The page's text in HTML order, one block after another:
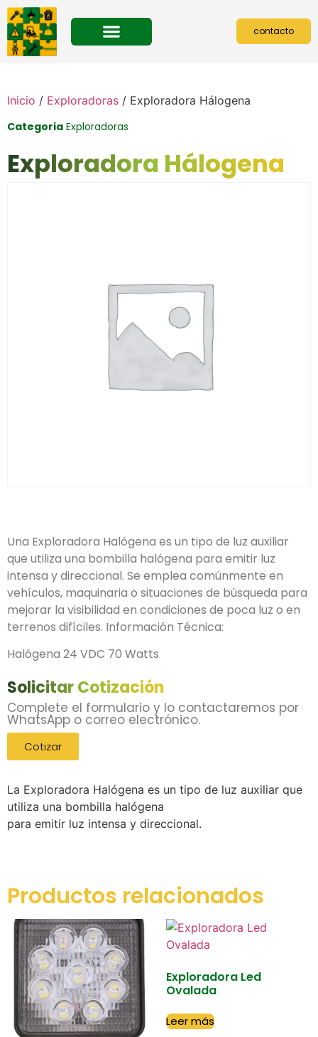
contacto
La Exploradora Halógena es un tipo de luz auxiliar que
utiliza una bombilla halógena
para emitir luz intensa y direccional.
Inicio / Exploradoras / Exploradora Hálogena
Categoria Exploradoras
Exploradora Hálogena
Una Exploradora Halógena es un tipo de luz auxiliar
que utiliza una bombilla halógena para emitir luz
intensa y direccional. Se emplea comúnmente en
vehículos, maquinaria o situaciones de búsqueda para
mejorar la visibilidad en condiciones de poca luz o en
terrenos difíciles. Información Técnica:
Halógena 24 VDC 70 Watts
Solicitar Cotización
Complete el formulario y lo contactaremos por
WhatsApp o correo electrónico.
Cotizar
Productos relacionados
Exploradora Led
Ovalada
Leer más